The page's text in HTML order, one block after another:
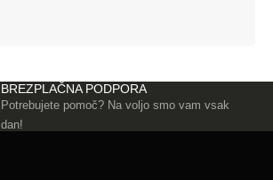
BREZPLAČNA PODPORA
Potrebujete pomoč? Na voljo smo vam vsak
dan!